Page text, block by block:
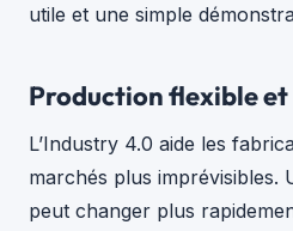
utile et une simple
Production flexible
L’Industry 4.0 aide les
marchés plus imprévisibles.
peut changer plus